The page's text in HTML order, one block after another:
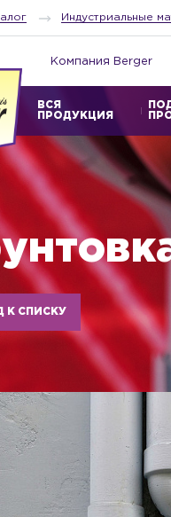
Индустриальные
Компания Berger
ВСЯ
ПРОДУКЦИЯ
К СПИСКУ